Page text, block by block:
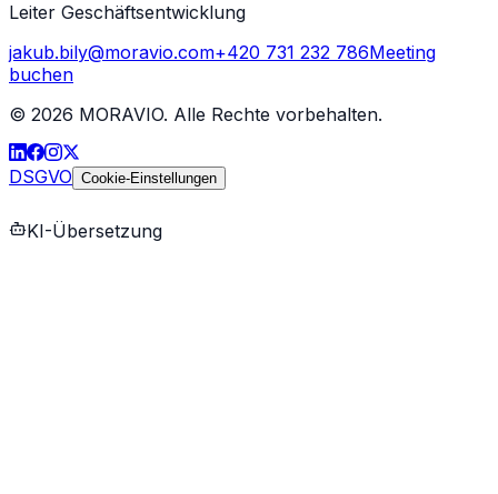
Leiter Geschäftsentwicklung
jakub.bily@moravio.com+420 731 232 786Meeting
buchen
© 2026 MORAVIO. Alle Rechte vorbehalten.
DSGVO Cookie-Einstellungen
KI-Übersetzung